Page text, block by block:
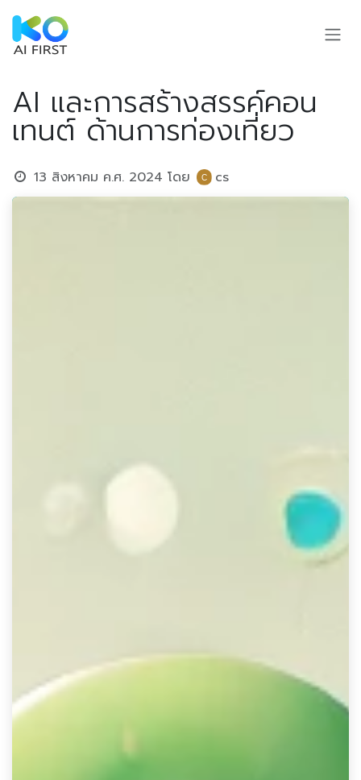
Skip to Content
AI และการสร้างสรรค์คอน
เทนต์ ด้านการท่องเที่ยว
13 สิงหาคม ค.ศ. 2024 โดย cs